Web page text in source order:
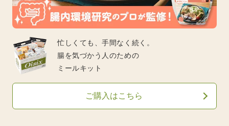
忙しくても、手間なく続く。
腸を気づかう人のための
ミールキット
ご購入はこちら